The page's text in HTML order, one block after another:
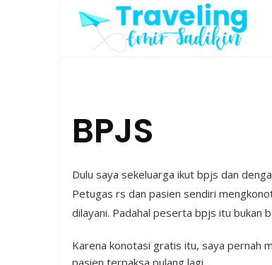
Skip
BPJS
Dulu saya sekeluarga ikut bpjs dan
Petugas rs dan pasien sendiri
dilayani. Padahal peserta bpjs itu bukan
Karena konotasi gratis itu, saya pernah
pasien terpaksa pulang lagi.